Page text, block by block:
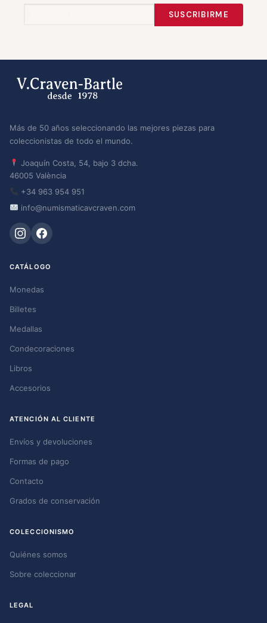
SUSCRIBIRME
Más de 50 años seleccionando las mejores piezas para
coleccionistas de todo el mundo.
Joaquín Costa, 54, bajo 3 dcha.
46005 València
+34 963 954 951
info@numismaticavcraven.com
CATÁLOGO
Monedas
Billetes
Medallas
Condecoraciones
Libros
Accesorios
ATENCIÓN AL CLIENTE
Envíos y devoluciones
Formas de pago
Contacto
Grados de conservación
COLECCIONISMO
Quiénes somos
Sobre coleccionar
LEGAL